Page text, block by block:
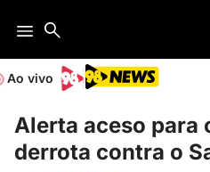
Ao vivo
Alerta aceso para
derrota contra o